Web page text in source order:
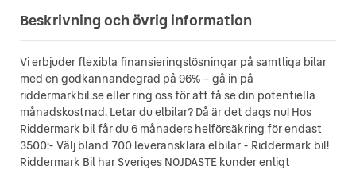
AC och klimatanläggning
Elhissar fram och bak
Övrig standardutrustning
Läderinteriör
Klädsel (helskinn)
ISOFIX
Bluetooth
Touchskärm
Beskrivning och övrig information
Vi erbjuder flexibla finansieringslösningar på samtliga bilar
med en godkännandegrad på 96% – gå in på
riddermarkbil.se eller ring oss för att få se din potentiella
månadskostnad. Letar du elbilar? Då är det dags nu! Hos
Riddermark bil får du 6 månaders helförsäkring för endast
3500:- Välj bland 700 leveransklara elbilar - Riddermark bil!
Riddermark Bil har Sveriges NÖJDASTE kunder enligt